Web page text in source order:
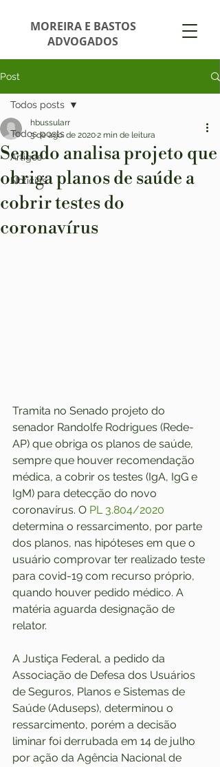
MOREIRA E BASTOS
ADVOGADOS
Post
Todos posts
Artigos
Notícias
Todos posts
Senado analisa projeto que
obriga planos de saúde a
cobrir testes do
coronavírus
hbussularr
3 de ago. de 20202 min de leitura
Tramita no Senado projeto do
senador Randolfe Rodrigues (Rede-
AP) que obriga os planos de saúde,
sempre que houver recomendação
médica, a cobrir os testes (IgA, IgG e
IgM) para detecção do novo
coronavírus. O PL 3.804/2020
determina o ressarcimento, por parte
dos planos, nas hipóteses em que o
usuário comprovar ter realizado teste
para covid-19 com recurso próprio,
quando houver pedido médico. A
matéria aguarda designação de
relator.
A Justiça Federal, a pedido da
Associação de Defesa dos Usuários
de Seguros, Planos e Sistemas de
Saúde (Aduseps), determinou o
ressarcimento, porém a decisão
liminar foi derrubada em 14 de julho
por ação da Agência Nacional de